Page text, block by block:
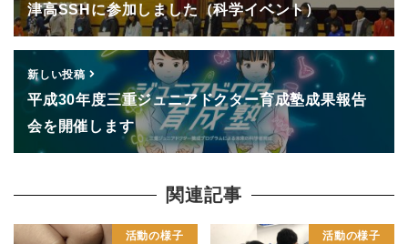
津高SSHに参加しました（科学イベント）
新しい投稿
平成30年度三重ジュニアドクター育成塾成果報告
会を開催します
関連記事
活動の様子 活動の様子